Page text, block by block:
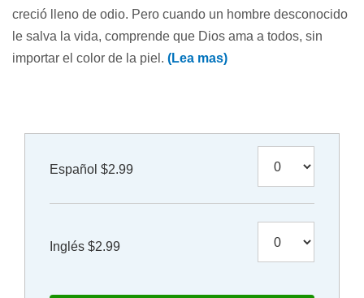
creció lleno de odio. Pero cuando un hombre desconocido
le salva la vida, comprende que Dios ama a todos, sin
importar el color de la piel. (Lea mas)
Español $2.99
Inglés $2.99